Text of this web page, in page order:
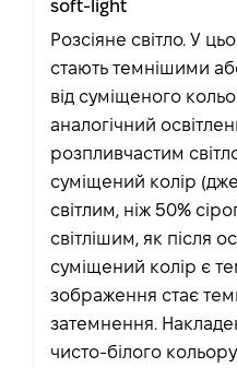
soft-light
Розсіяне світло. У
стають темнішими
від суміщеного
аналогічний
розпливчастим
суміщений колір
світлим, ніж 50%
світлішим, як після
суміщений колір є
зображення стає
затемнення.
чисто-білого